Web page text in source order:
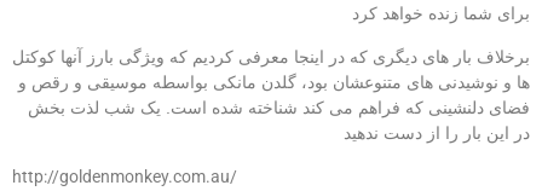
برای شما زنده خواهد کرد
برخلاف بار های دیگری که در اینجا معرفی کردیم که ویژگی بارز آنها کوکتل
ها و نوشیدنی های متنوعشان بود، گلدن مانکی بواسطه موسیقی و رقص و
فضای دلنشینی که فراهم می کند شناخته شده است. یک شب لذت بخش
در این بار را از دست ندهید
http://goldenmonkey.com.au/